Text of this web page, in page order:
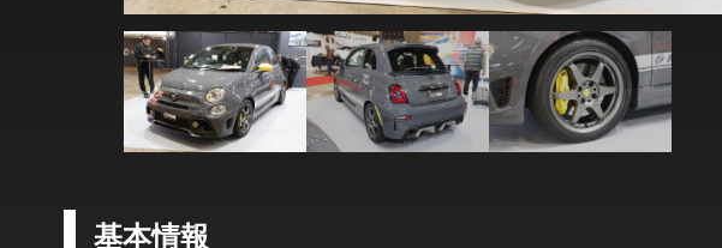
基本情報